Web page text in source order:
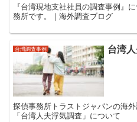
『台湾現地支社社員の調査事例
務所です。｜海外調査ブログ
台灣調査事例 台湾
探偵事務所トラストジャパンの海
「台湾人夫浮気調査」について